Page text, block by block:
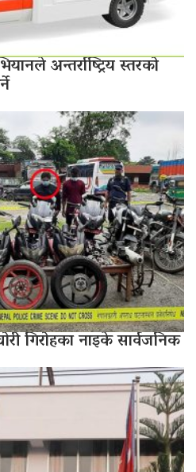
अन्तर्राष्ट्रिय स्तरको
गिरोहका नाइके सार्वजनिक